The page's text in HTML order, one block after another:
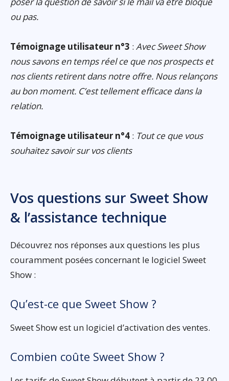
ou pas.
Témoignage utilisateur n°3 : Avec Sweet Show
nous savons en temps réel ce que nos prospects et
nos clients retirent dans notre offre. Nous relançons
au bon moment. C’est tellement efficace dans la
relation.
Témoignage utilisateur n°4 : Tout ce que vous
souhaitez savoir sur vos clients
Vos questions sur Sweet Show
& l’assistance technique
Découvrez nos réponses aux questions les plus
couramment posées concernant le logiciel Sweet
Show :
Qu’est-ce que Sweet Show ?
Sweet Show est un logiciel d’activation des ventes.
Combien coûte Sweet Show ?